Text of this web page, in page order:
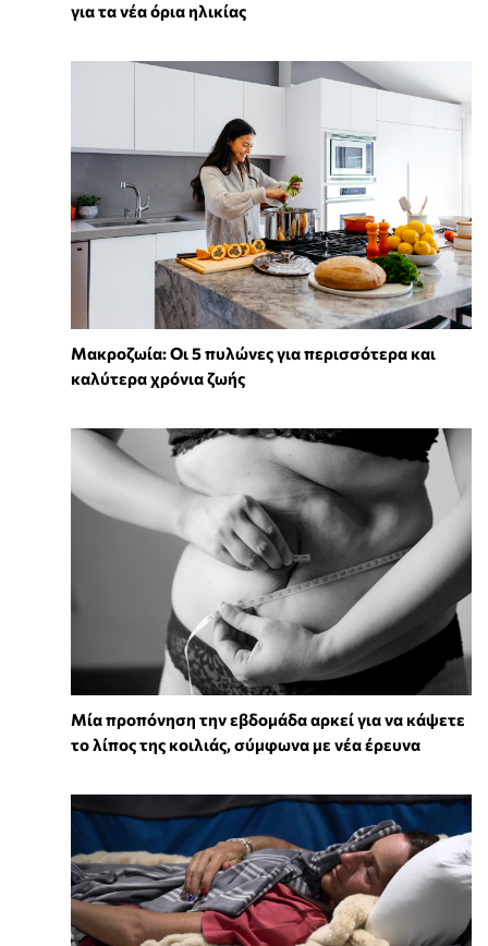
για τα νέα όρια ηλικίας
Mακροζωία: Οι 5 πυλώνες για περισσότερα και
καλύτερα χρόνια ζωής
Μία προπόνηση την εβδομάδα αρκεί για να κάψετε
το λίπος της κοιλιάς, σύμφωνα με νέα έρευνα